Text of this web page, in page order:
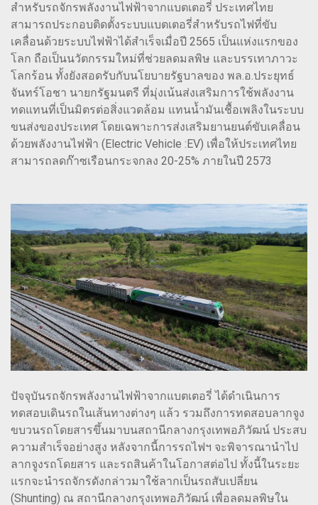
สำหรับรถจักรพลังงานไฟฟ้าจากแบตเตอรี่ ประเทศไทย
สามารถประกอบติดตั้งระบบแบตเตอรี่สำหรับรถไฟที่ขับ
เคลื่อนด้วยระบบไฟฟ้าได้สำเร็จเมื่อปี 2565 เป็นแห่งแรกของ
โลก ถือเป็นนวัตกรรมใหม่ที่ช่วยลดมลพิษ และบรรเทาภาวะ
โลกร้อน ทั้งยังสอดรับกับนโยบายรัฐบาลของ พล.อ.ประยุทธ์
จันทร์โอชา นายกรัฐมนตรี ที่มุ่งเน้นส่งเสริมการใช้พลังงาน
ทดแทนที่เป็นมิตรต่อสิ่งแวดล้อม แทนน้ำมันเชื้อเพลิงในระบบ
ขนส่งของประเทศ โดยเฉพาะการส่งเสริมยานยนต์ขับเคลื่อน
ด้วยพลังงานไฟฟ้า (Electric Vehicle :EV) เพื่อให้ประเทศไทย
สามารถลดก๊าซเรือนกระจกลง 20-25% ภายในปี 2573
ปัจจุบันรถจักรพลังงานไฟฟ้าจากแบตเตอรี่ ได้ดำเนินการ
ทดสอบเดินรถในเส้นทางต่างๆ แล้ว รวมถึงการทดสอบลากจูง
ขบวนรถโดยสารขึ้นมาบนสถานีกลางกรุงเทพอภิวัฒน์ ประสบ
ความสำเร็จอย่างสูง หลังจากนี้การรถไฟฯ จะพิจารณานำไป
ลากจูงรถโดยสาร และรถสินค้าในโอกาสต่อไป ทั้งนี้ในระยะ
แรกจะนำรถจักรดังกล่าวมาใช้ลากเป็นรถสับเปลี่ยน
(Shunting) ณ สถานีกลางกรุงเทพอภิวัฒน์ เพื่อลดมลพิษใน